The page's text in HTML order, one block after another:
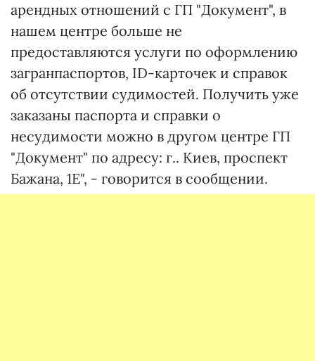
арендных отношений с ГП "Документ", в
нашем центре больше не
предоставляются услуги по оформлению
загранпаспортов, ID-карточек и справок
об отсутствии судимостей. Получить уже
заказаны паспорта и справки о
несудимости можно в другом центре ГП
"Документ" по адресу: г.. Киев, проспект
Бажана, 1Е", - говорится в сообщении.